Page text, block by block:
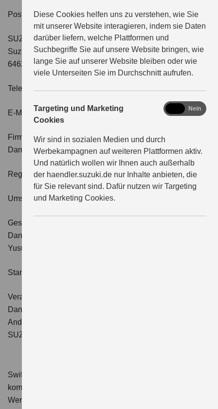
Diese Cookies helfen uns zu verstehen, wie Sie
mit unserer Website interagieren, indem sie Daten
darüber liefern, welche Plattformen und
Suchbegriffe Sie auf unsere Website bringen, wie
lange Sie auf unserer Website bleiben oder wie
viele Unterseiten Sie im Durchschnitt aufrufen.
Targeting und Marketing
Cookies
Wir sind in sozialen Medien und durch
Werbekampagnen auf weiteren Plattformen aktiv.
Und natürlich wollen wir Ihnen auch außerhalb
der haendler.suzuki.de nur Inhalte anbieten, die
für Sie relevant sind. Dafür nutzen wir Targeting
und Marketing Cookies.
marketing
Nein
Postanschrift:
SUZUKI DEUTSCHLAND GMBH
Suzuki-Allee 7
64625 Bensheim
Telefon:
E-Mail: kontakt@suzuki.de
Firmensitz und Registergericht:Bensheim, Amtsgericht
Darmstadt
Registernummer:HRB 21266
Umsatzsteueridentifikationsnummer:
Geschäftsführer:
Daniel Schnell
Yusuke Kato
Stand: 01.04.2026
Verantwortliche für redaktionelle Beiträge:
Daniel Schnell für den Bereich Sales Automobile
Andreas Franz für den Bereich Aftersales Automobile
SUZUKI DEUTSCHLAND GMBH
Swift 1.2 DUALJET HYBRID Club
kombinierter Energieverbrauch 4,4 l/100km; kombinierter
Wert der CO₂-Emission: 98 g/km; CO₂-Klasse: C.